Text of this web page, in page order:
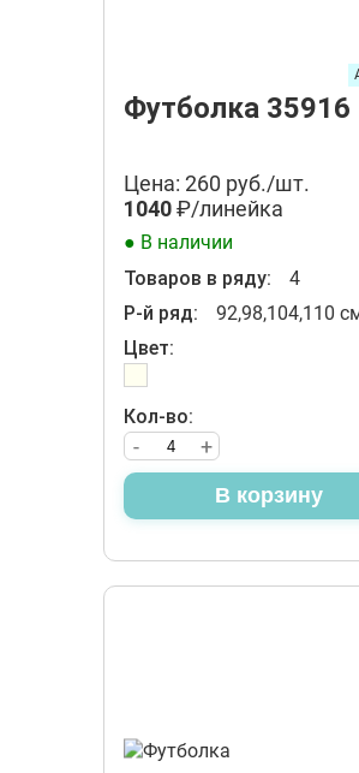
Футболка 35916
Цена: 260 руб./шт.
1040₽/линейка
● В наличии
Товаров в ряду:
4
Р-й ряд:
92,98,104,110
Цвет:
Кол-во:
+
-
В корзину